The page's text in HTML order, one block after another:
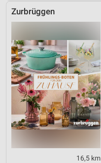
Zurbrüggen
16,5 km